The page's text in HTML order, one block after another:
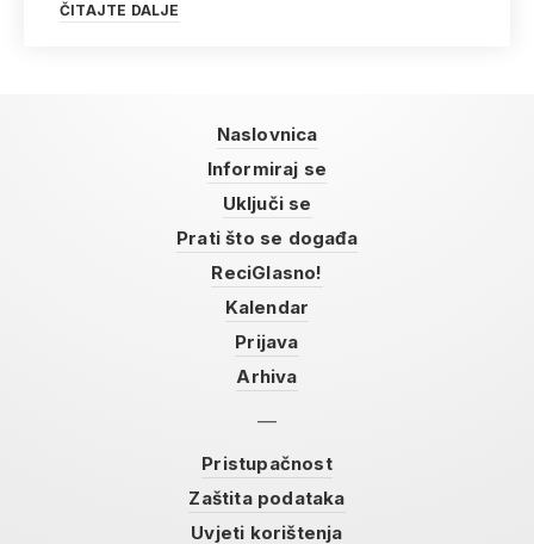
ČITAJTE DALJE
Naslovnica
Informiraj se
Uključi se
Prati što se događa
ReciGlasno!
Kalendar
Prijava
Arhiva
Pristupačnost
Zaštita podataka
Uvjeti korištenja